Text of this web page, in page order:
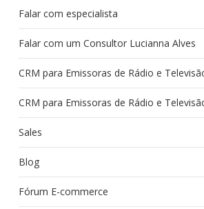
Falar com especialista
Falar com um Consultor Lucianna Alves
CRM para Emissoras de Rádio e
CRM para Emissoras de Rádio e
Sales
Blog
Fórum E-commerce